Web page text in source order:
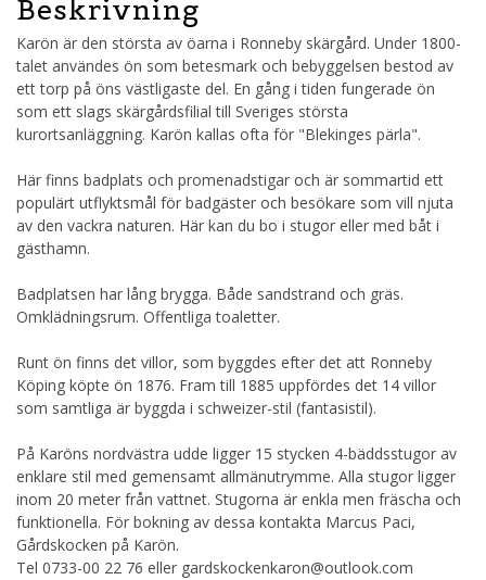
Beskrivning
Karön är den största av öarna i Ronneby skärgård. Under 1800-
talet användes ön som betesmark och bebyggelsen bestod av
ett torp på öns västligaste del. En gång i tiden fungerade ön
som ett slags skärgårdsfilial till Sveriges största
kurortsanläggning. Karön kallas ofta för "Blekinges pärla".
Här finns badplats och promenadstigar och är sommartid ett
populärt utflyktsmål för badgäster och besökare som vill njuta
av den vackra naturen. Här kan du bo i stugor eller med båt i
gästhamn.
Badplatsen har lång brygga. Både sandstrand och gräs.
Omklädningsrum. Offentliga toaletter.
Runt ön finns det villor, som byggdes efter det att Ronneby
Köping köpte ön 1876. Fram till 1885 uppfördes det 14 villor
som samtliga är byggda i schweizer-stil (fantasistil).
På Karöns nordvästra udde ligger 15 stycken 4-bäddsstugor av
enklare stil med gemensamt allmänutrymme. Alla stugor ligger
inom 20 meter från vattnet. Stugorna är enkla men fräscha och
funktionella. För bokning av dessa kontakta Marcus Paci,
Gårdskocken på Karön.
Tel 0733-00 22 76 eller gardskockenkaron@outlook.com